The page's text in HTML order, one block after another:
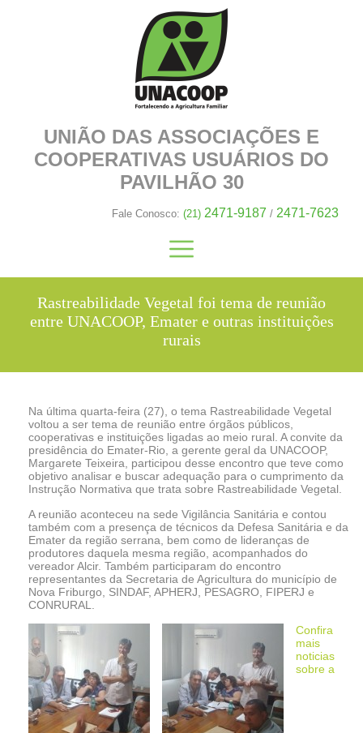
UNIÃO DAS ASSOCIAÇÕES E
COOPERATIVAS USUÁRIOS DO
PAVILHÃO 30
Fale Conosco: (21) 2471-9187 / 2471-7623
Rastreabilidade Vegetal foi tema de reunião
entre UNACOOP, Emater e outras instituições
rurais
Na última quarta-feira (27), o tema Rastreabilidade Vegetal
voltou a ser tema de reunião entre órgãos públicos,
cooperativas e instituições ligadas ao meio rural. A convite da
presidência do Emater-Rio, a gerente geral da UNACOOP,
Margarete Teixeira, participou desse encontro que teve como
objetivo analisar e buscar adequação para o cumprimento da
Instrução Normativa que trata sobre Rastreabilidade Vegetal.
A reunião aconteceu na sede Vigilância Sanitária e contou
também com a presença de técnicos da Defesa Sanitária e da
Emater da região serrana, bem como de lideranças de
produtores daquela mesma região, acompanhados do
vereador Alcir. Também participaram do encontro
representantes da Secretaria de Agricultura do município de
Nova Friburgo, SINDAF, APHERJ, PESAGRO, FIPERJ e
CONRURAL.
Confira
mais
noticias
sobre a